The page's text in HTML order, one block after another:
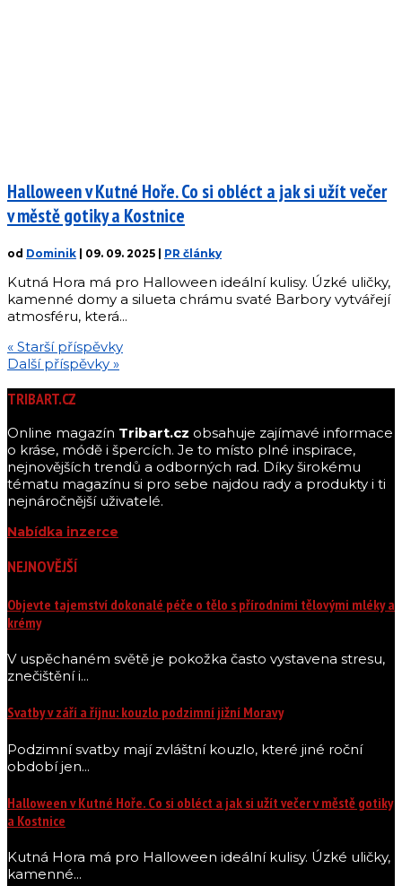
Halloween v Kutné Hoře. Co si obléct a jak si užít večer
v městě gotiky a Kostnice
od Dominik 09. 09. 2025 PR články
Kutná Hora má pro Halloween ideální kulisy. Úzké uličky,
kamenné domy a silueta chrámu svaté Barbory vytvářejí
atmosféru, která...
« Starší příspěvky
Další příspěvky »
TRIBART.CZ
Online magazín Tribart.cz obsahuje zajímavé informace
o kráse, módě i špercích. Je to místo plné inspirace,
nejnovějších trendů a odborných rad. Díky širokému
tématu magazínu si pro sebe najdou rady a produkty i ti
nejnáročnější uživatelé.
Nabídka inzerce
NEJNOVĚJŠÍ
Objevte tajemství dokonalé péče o tělo s přírodními tělovými mléky a
krémy
V uspěchaném světě je pokožka často vystavena stresu,
znečištění i...
Svatby v září a říjnu: kouzlo podzimní jižní Moravy
Podzimní svatby mají zvláštní kouzlo, které jiné roční
období jen...
Halloween v Kutné Hoře. Co si obléct a jak si užít večer v městě gotiky
a Kostnice
Kutná Hora má pro Halloween ideální kulisy. Úzké uličky,
kamenné...